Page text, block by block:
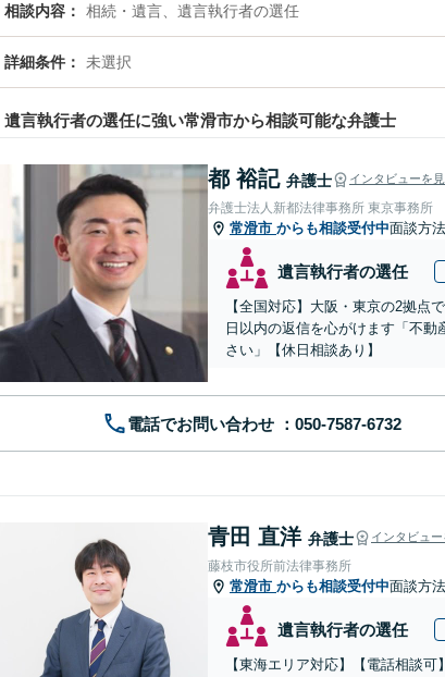
相談内容 相続・遺言、遺言執行者の選任
詳細条件 未選択
遺言執行者の選任に強い常滑市から相談可能な弁護士
都 裕記 弁護士 インタビューを
弁護士法人新都法律事務所 東京事務所
常滑市 からも相談受付中面談方
遺言執行者の選任
【全国対応】大阪・東京の2拠点
日以内の返信を心がけます「不
さい」【休日相談あり】
電話でお問い合わせ
青田 直洋 弁護士 インタビュー
藤枝市役所前法律事務所
常滑市 からも相談受付中面談方
遺言執行者の選任
【東海エリア対応】【電話相談